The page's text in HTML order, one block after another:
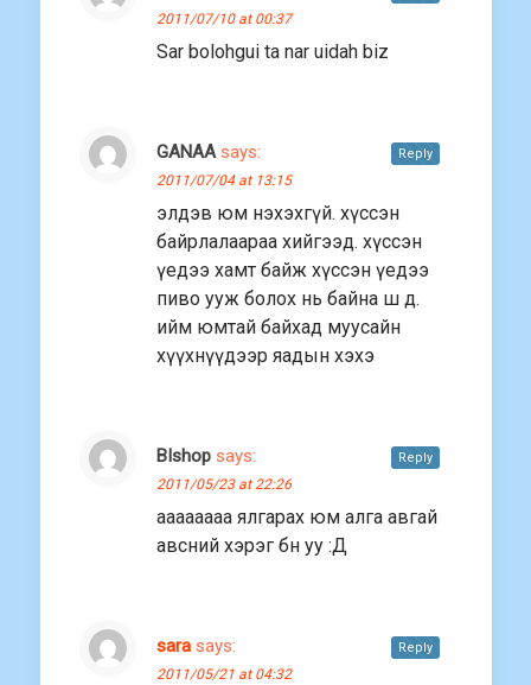
2011/07/10 at 00:37
Sar bolohgui ta nar uidah biz
GANAA says:
2011/07/04 at 13:15
элдэв юм нэхэхгүй. хүссэн
байрлалаараа хийгээд. хүссэн
үедээ хамт байж хүссэн үедээ
пиво ууж болох нь байна ш д.
ийм юмтай байхад муусайн
хүүхнүүдээр яадын хэхэ
Reply
BIshop says:
2011/05/23 at 22:26
аааааааа ялгарах юм алга авгай
авсний хэрэг бн уу :Д
Reply
sara says:
2011/05/21 at 04:32
Reply